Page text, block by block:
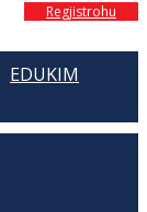
Regjistrohu
EDUKIM